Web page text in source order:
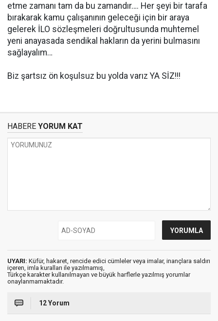
etme zamanı tam da bu zamandır…. Her şeyi bir tarafa
bırakarak kamu çalışanının geleceği için bir araya
gelerek İLO sözleşmeleri doğrultusunda muhtemel
yeni anayasada sendikal hakların da yerini bulmasını
sağlayalım…
Biz şartsız ön koşulsuz bu yolda varız YA SİZ!!!
HABERE YORUM KAT
UYARI: Küfür, hakaret, rencide edici cümleler veya imalar, inançlara saldırı
içeren, imla kuralları ile yazılmamış,
Türkçe karakter kullanılmayan ve büyük harflerle yazılmış yorumlar
onaylanmamaktadır.
12 Yorum